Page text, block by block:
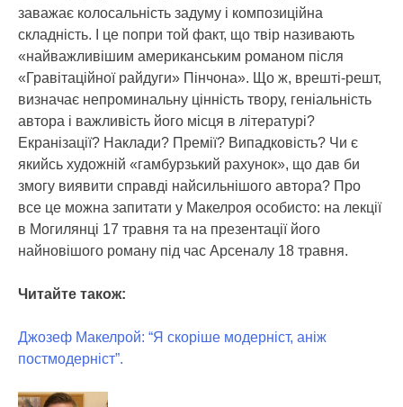
заважає колосальність задуму і композиційна
складність. І це попри той факт, що твір називають
«найважливішим американським романом після
«Гравітаційної райдуги» Пінчона». Що ж, врешті-решт,
визначає непроминальну цінність твору, геніальність
автора і важливість його місця в літературі?
Екранізації? Наклади? Премії? Випадковість? Чи є
якийсь художній «гамбурзький рахунок», що дав би
змогу виявити справді найсильнішого автора? Про
все це можна запитати у Макелроя особисто: на лекції
в Могилянці 17 травня та на презентації його
найновішого роману під час Арсеналу 18 травня.
Читайте також:
Джозеф Макелрой: “Я скоріше модерніст, аніж
постмодерніст”.